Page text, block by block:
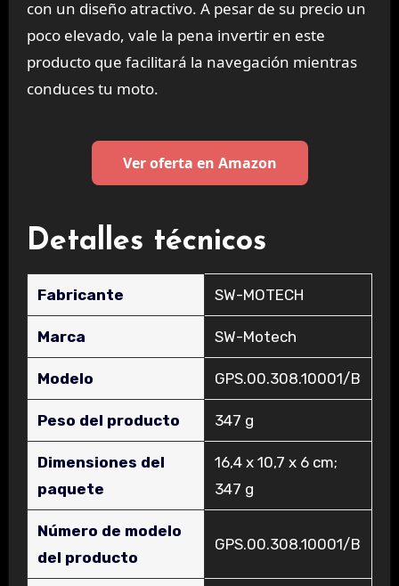
con un diseño atractivo. A pesar de su precio un
poco elevado, vale la pena invertir en este
producto que facilitará la navegación mientras
conduces tu moto.
Ver oferta en Amazon
Detalles técnicos
Fabricante ‎SW-MOTECH
Marca ‎SW-Motech
Modelo ‎GPS.00.308.10001/B
Peso del producto ‎347 g
Dimensiones del
paquete
‎16,4 x 10,7 x 6 cm;
347 g
Número de modelo
del producto
‎GPS.00.308.10001/B